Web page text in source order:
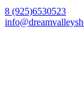
8 (925)6530523